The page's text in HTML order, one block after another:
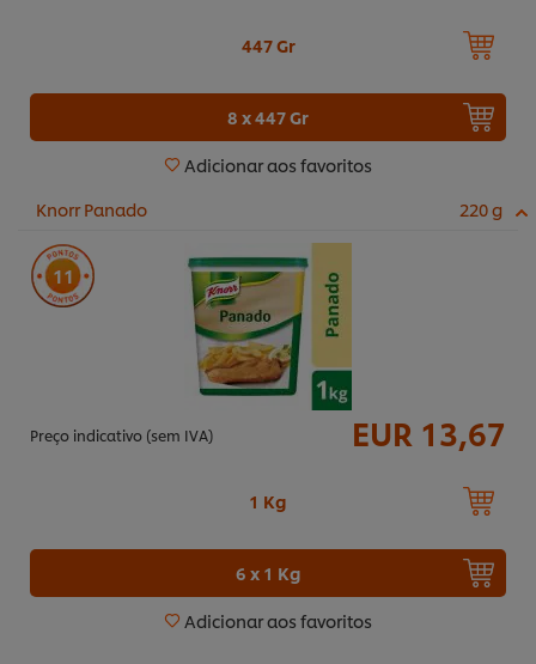
447 Gr
8 x 447 Gr
Adicionar aos favoritos
Knorr Panado
220 g
11
Preço indicativo (sem IVA) EUR 13,67
1 Kg
6 x 1 Kg
Adicionar aos favoritos